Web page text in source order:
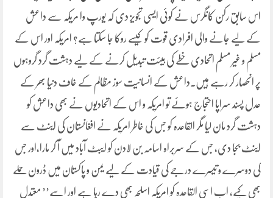
اس سابق رکن کانگرس نے کوئی ایسی تجویز دی کہ یورپ وا مریکہ سے داعش
کے لیے جانے والی افرادی قوت کو کیسے روکا جا سکتا ہے؟ امریکہ اور اس کے
مسلم و غیر مسلم اتحادی خطے کی ہیئت تبدیل کرنے کے لیے دہشت گرد گروہوں
پر انحصار کر رہے ہیں۔داعش کے انسانیت سوز مظالم کے خاف دنیا بھر کے
عدل پسند سراپا احتجاج ہوئے تو امریکہ و اس کے اتحادیوں نے بھی داعش کو
دہشت گرد مان لیا مگر القاعدہ کو جس کی خاطر امریکہ نے افغانستان کی اینٹ سے
اینٹ بجا دی، جس کے سربراہ اسامہ بن لادن کو ایبٹ آباد میں آ کر مارا،اور جس
کی دوسرے و تیسرے درجے کی قیادت کے لیے یمن و پاکستان میں ڈرون حملے
بھی کیے، اب اسی القاعدہ کو امریکہ اسلحہ بھی دے رہا ہے اور اسے’’ معتدل